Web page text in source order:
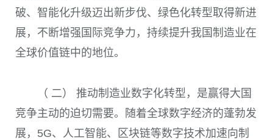
破、智能化升级迈出新步伐、绿色化转型取得新进
展，不断增强国际竞争力，持续提升我国制造业在
全球价值链中的地位。
（ 二） 推动制造业数字化转型，是赢得大国
竞争主动的迫切需要。随着全球数字经济的蓬勃发
展， 5G、人工智能、区块链等数字技术加速向制